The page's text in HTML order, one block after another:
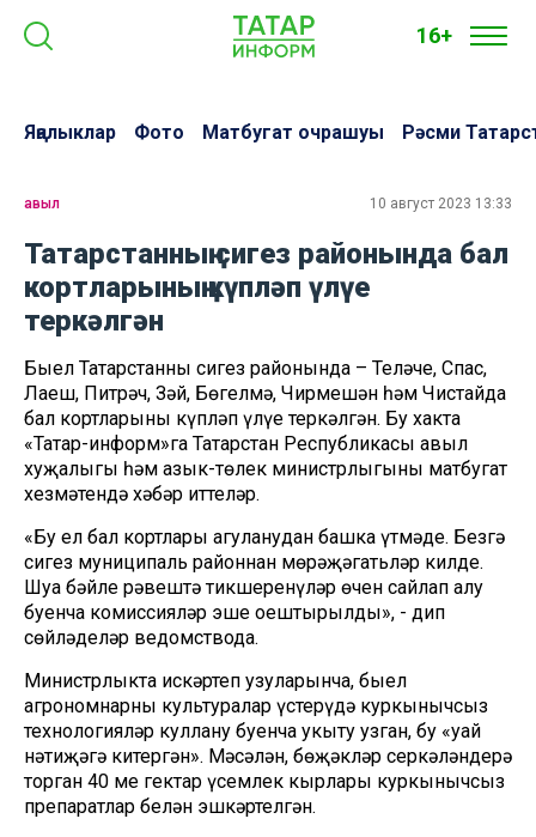
16+
Яңалыклар Фото Матбугат очрашуы Рәсми
авыл 10 август 2023 13:33
Татарстанның сигез районында бал
кортларының күпләп үлүе
теркәлгән
Быел Татарстанның сигез районында – Теләче, Спас,
Лаеш, Питрәч, Зәй, Бөгелмә, Чирмешән һәм Чистайда
бал кортларының күпләп үлүе теркәлгән. Бу хакта
«Татар-информ»га Татарстан Республикасы авыл
хуҗалыгы һәм азык-төлек министрлыгының матбугат
хезмәтендә хәбәр иттеләр.
«Бу ел бал кортлары агуланудан башка үтмәде. Безгә
сигез муниципаль районнан мөрәҗәгатьләр килде.
Шуңа бәйле рәвештә тикшеренүләр өчен сайлап алу
буенча комиссияләр эше оештырылды», - дип
сөйләделәр ведомствода.
Министрлыкта искәртеп узуларынча, быел
агрономнарны культуралар үстерүдә куркынычсыз
технологияләр куллану буенча укыту узган, бу «уңай
нәтиҗәгә китергән». Мәсәлән, бөҗәкләр серкәләндерә
торган 40 мең гектар үсемлек кырлары куркынычсыз
препаратлар белән эшкәртелгән.